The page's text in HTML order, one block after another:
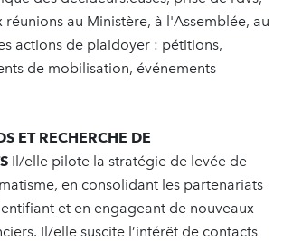
au Ministère, à l'Assemblée, au
actions de plaidoyer : pétitions,
de mobilisation, événements
ET RECHERCHE DE
Il/elle pilote la stratégie de levée de
en consolidant les partenariats
et en engageant de nouveaux
Il/elle suscite l’intérêt de contacts